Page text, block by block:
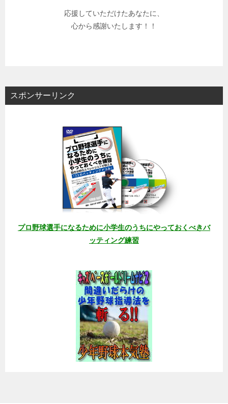
応援していただけたあなたに、
心から感謝いたします！！
スポンサーリンク
プロ野球選手になるために小学生のうちにやっておくべきバ
ッティング練習